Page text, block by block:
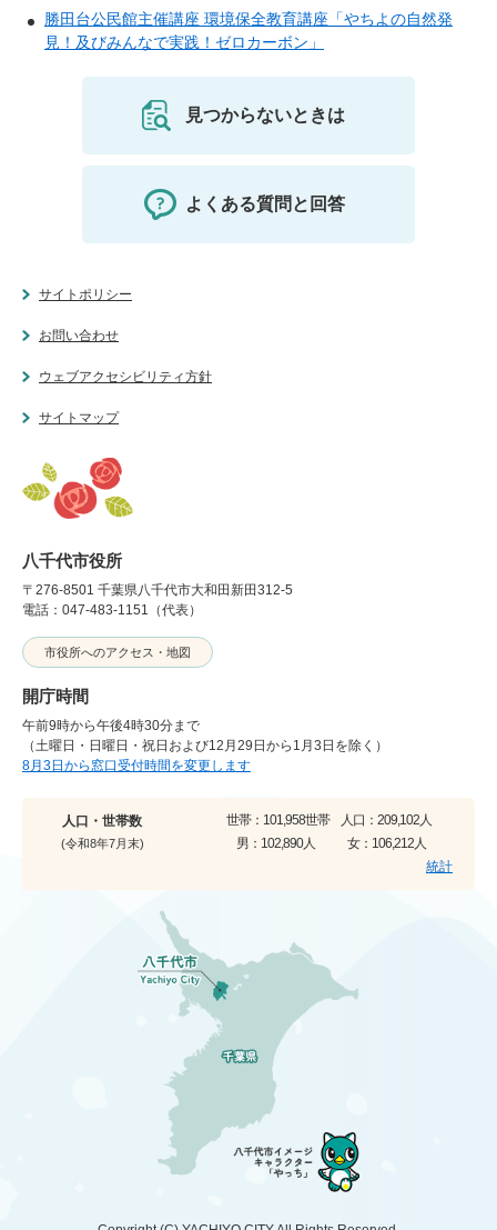
勝田台公民館主催講座 環境保全教育講座「やちよの自然発
見！及びみんなで実践！ゼロカーボン」
見つからないときは
よくある質問と回答
サイトポリシー
お問い合わせ
ウェブアクセシビリティ方針
サイトマップ
八千代市役所
〒276-8501 千葉県八千代市大和田新田312-5
電話：047-483-1151（代表）
市役所へのアクセス・地図
開庁時間
午前9時から午後4時30分まで
（土曜日・日曜日・祝日および12月29日から1月3日を除く）
8月3日から窓口受付時間を変更します
人口・世帯数
(令和8年7月末)
世帯： 101,958世帯 人口： 209,102人
男： 102,890人 女： 106,212人
統計